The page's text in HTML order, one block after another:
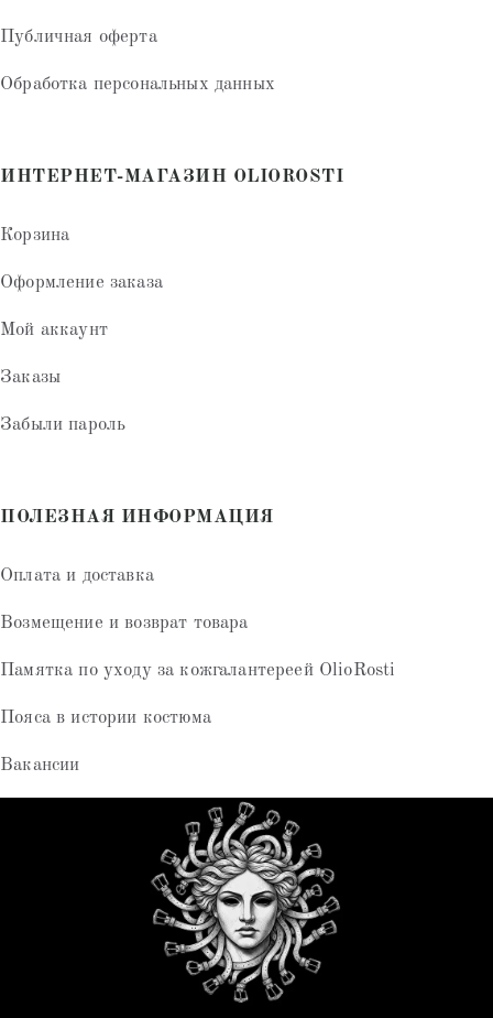
Публичная оферта
Обработка персональных данных
ИНТЕРНЕТ-МАГАЗИН OLIOROSTI
Корзина
Оформление заказа
Мой аккаунт
Заказы
Забыли пароль
ПОЛЕЗНАЯ ИНФОРМАЦИЯ
Оплата и доставка
Возмещение и возврат товара
Памятка по уходу за кожгалантереей OlioRosti
Пояса в истории костюма
Вакансии